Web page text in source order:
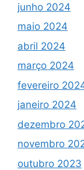
junho 2024
maio 2024
abril 2024
março 2024
fevereiro
janeiro 2024
dezembro
novembro
outubro 2023